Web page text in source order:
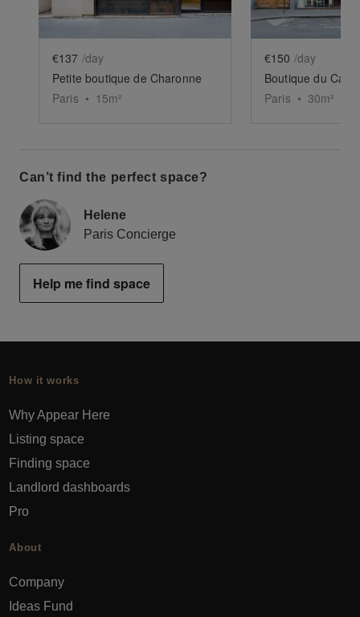
€137 /day
Petite boutique de Charonne
Paris • 15m²
€150 /day
Paris • 30m²
Can’t find the perfect space?
Helene
Paris Concierge
Help me find space
How it works
Why Appear Here
Listing space
Finding space
Landlord dashboards
Pro
About
Company
Ideas Fund